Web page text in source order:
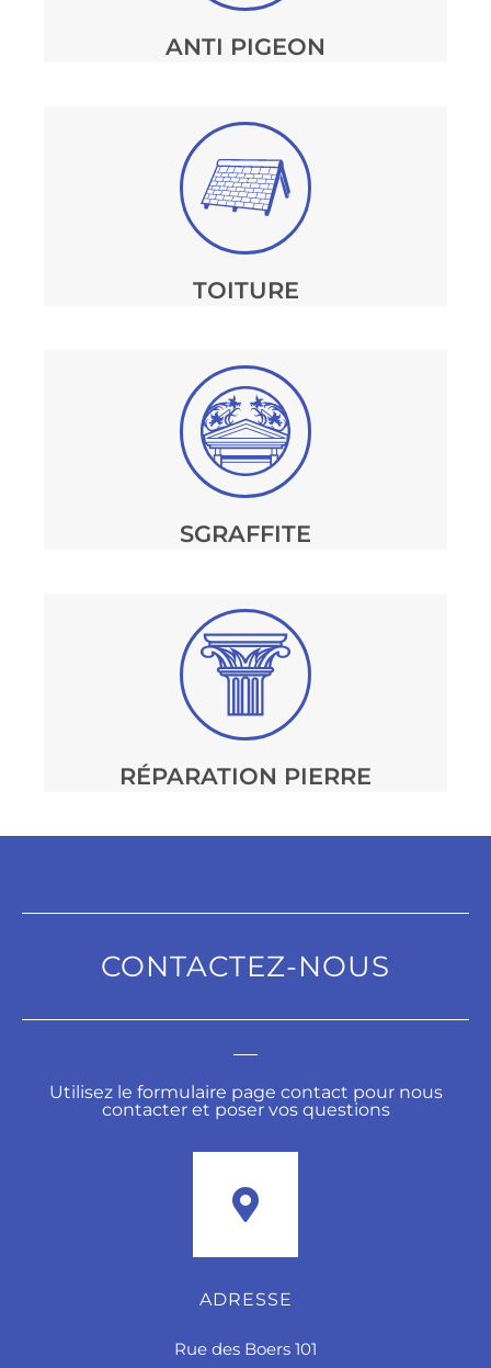
ANTI PIGEON
TOITURE
SGRAFFITE
RÉPARATION PIERRE
CONTACTEZ-NOUS
Utilisez le formulaire page contact pour nous
contacter et poser vos questions
ADRESSE
Rue des Boers 101